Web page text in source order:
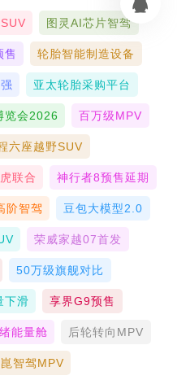
图灵AI芯片智驾
售 轮胎智能制造设备
亚太轮胎采购平台
览会2026 百万级MPV
六座越野SUV
联合 神行者8预售延期
阶智驾 豆包大模型2.0
荣威家越07首发
50万级旗舰对比
下滑 享界G9预售
能量舱 后轮转向MPV
智驾MPV